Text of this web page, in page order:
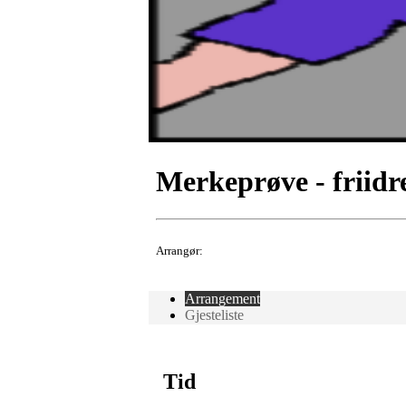
Merkeprøve -
Arrangør:
Arrangement
Gjesteliste
Tid